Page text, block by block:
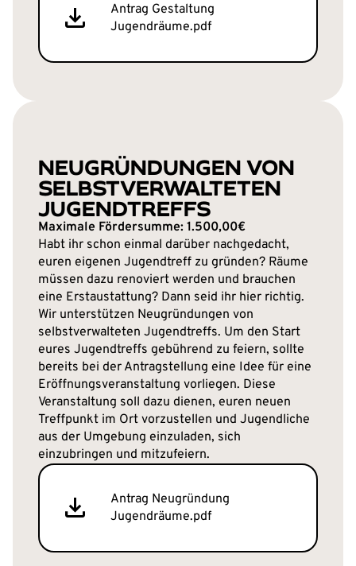
Antrag Gestaltung
Jugendräume.pdf
NEUGRÜNDUNGEN VON
SELBSTVERWALTETEN
JUGENDTREFFS
Maximale Fördersumme: 1.500,00€
Habt ihr schon einmal darüber nachgedacht,
euren eigenen Jugendtreff zu gründen? Räume
müssen dazu renoviert werden und brauchen
eine Erstaustattung? Dann seid ihr hier richtig.
Wir unterstützen Neugründungen von
selbstverwalteten Jugendtreffs. Um den Start
eures Jugendtreffs gebührend zu feiern, sollte
bereits bei der Antragstellung eine Idee für eine
Eröffnungsveranstaltung vorliegen. Diese
Veranstaltung soll dazu dienen, euren neuen
Treffpunkt im Ort vorzustellen und Jugendliche
aus der Umgebung einzuladen, sich
einzubringen und mitzufeiern.
Antrag Neugründung
Jugendräume.pdf